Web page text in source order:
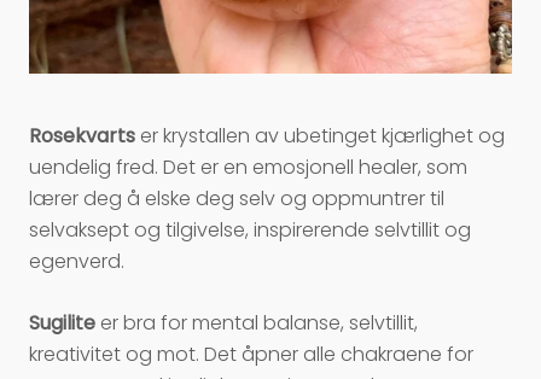
Rosekvarts er krystallen av ubetinget kjærlighet og
uendelig fred. Det er en emosjonell healer, som
lærer deg å elske deg selv og oppmuntrer til
selvaksept og tilgivelse, inspirerende selvtillit og
egenverd.
Sugilite er bra for mental balanse, selvtillit,
kreativitet og mot. Det åpner alle chakraene for